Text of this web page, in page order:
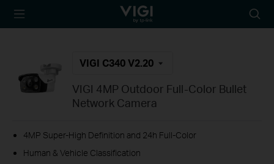
TP-Link, Reliably
icon
VIGI C340 V2.20
VIGI 4MP Outdoor Full-Color Bullet
Network Camera
4MP Super-High Definition and 24h Full-Color
Human & Vehicle Classification